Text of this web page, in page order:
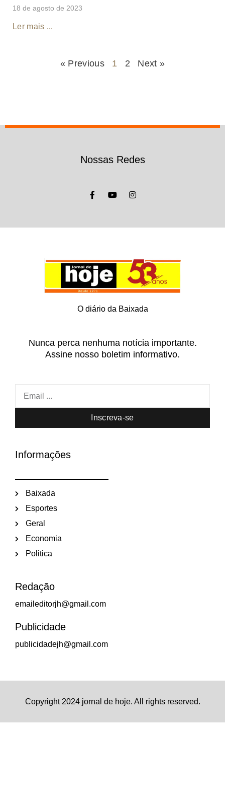
18 de agosto de 2023
Ler mais ...
« Previous 1 2 Next »
Nossas Redes
O diário da Baixada
Nunca perca nenhuma notícia importante.
Assine nosso boletim informativo.
Inscreva-se
Informações
Baixada
Esportes
Geral
Economia
Politica
Redação
emaileditorjh@gmail.com
Publicidade
publicidadejh@gmail.com
Copyright 2024 jornal de hoje. All rights reserved.